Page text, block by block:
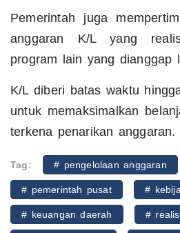
Pemerintah juga
anggaran K/L yang
program lain yang dianggap
K/L diberi batas waktu
untuk memaksimalkan
terkena penarikan anggaran.
Tag: # pengelolaan anggaran
# pemerintah pusat #
# keuangan daerah #